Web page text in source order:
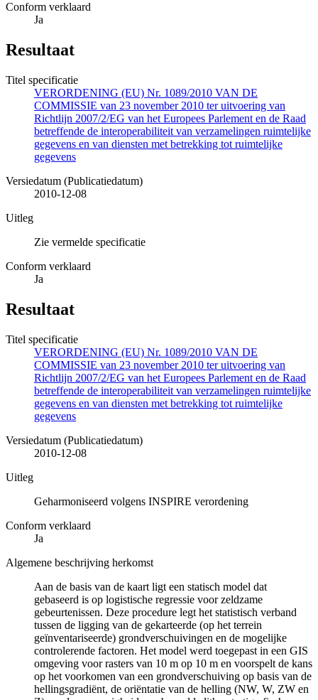
Conform verklaard
Ja
Resultaat
Titel specificatie
VERORDENING (EU) Nr. 1089/2010 VAN DE
COMMISSIE van 23 november 2010 ter uitvoering van
Richtlijn 2007/2/EG van het Europees Parlement en de Raad
betreffende de interoperabiliteit van verzamelingen ruimtelijke
gegevens en van diensten met betrekking tot ruimtelijke
gegevens
Versiedatum (Publicatiedatum)
2010-12-08
Uitleg
Zie vermelde specificatie
Conform verklaard
Ja
Resultaat
Titel specificatie
VERORDENING (EU) Nr. 1089/2010 VAN DE
COMMISSIE van 23 november 2010 ter uitvoering van
Richtlijn 2007/2/EG van het Europees Parlement en de Raad
betreffende de interoperabiliteit van verzamelingen ruimtelijke
gegevens en van diensten met betrekking tot ruimtelijke
gegevens
Versiedatum (Publicatiedatum)
2010-12-08
Uitleg
Geharmoniseerd volgens INSPIRE verordening
Conform verklaard
Ja
Algemene beschrijving herkomst
Aan de basis van de kaart ligt een statisch model dat
gebaseerd is op logistische regressie voor zeldzame
gebeurtenissen. Deze procedure legt het statistisch verband
tussen de ligging van de gekarteerde (op het terrein
geïnventariseerde) grondverschuivingen en de mogelijke
controlerende factoren. Het model werd toegepast in een GIS
omgeving voor rasters van 10 m op 10 m en voorspelt de kans
op het voorkomen van een grondverschuiving op basis van de
hellingsgradiënt, de oriëntatie van de helling (NW, W, ZW en